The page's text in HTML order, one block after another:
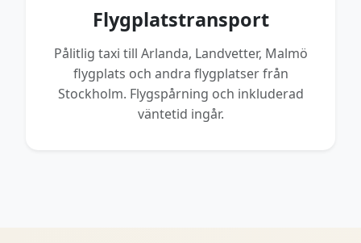
Flygplatstransport
Pålitlig taxi till Arlanda, Landvetter, Malmö
flygplats och andra flygplatser från
Stockholm. Flygspårning och inkluderad
väntetid ingår.